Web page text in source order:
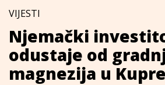
VIJESTI
Njemački
odustaje od
magnezija u